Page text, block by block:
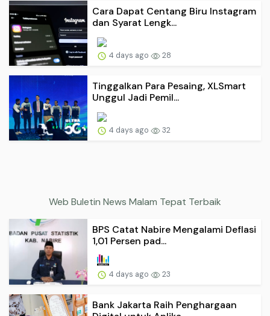
Cara Dapat Centang Biru Instagram
dan Syarat Lengk...
4 days ago 28
Tinggalkan Para Pesaing, XLSmart
Unggul Jadi Pemil...
4 days ago 32
Web Buletin News Malam Tepat Terbaik
BPS Catat Nabire Mengalami Deflasi
1,01 Persen pad...
4 days ago 23
Bank Jakarta Raih Penghargaan